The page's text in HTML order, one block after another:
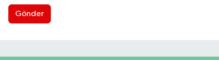
Gönder